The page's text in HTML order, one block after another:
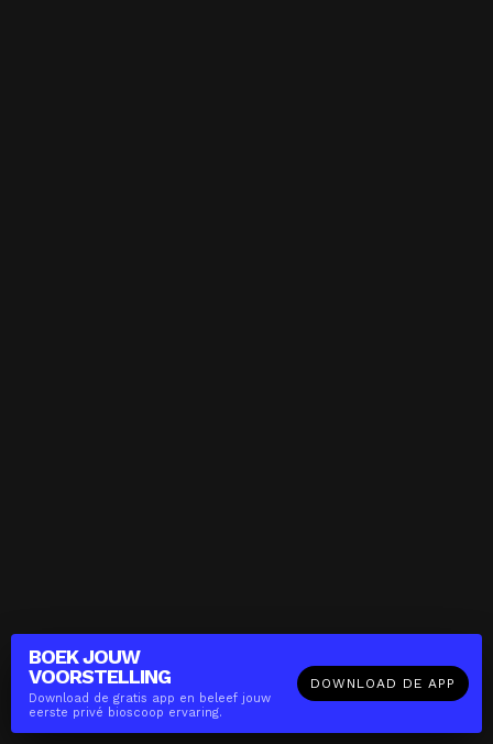
BOEK JOUW
VOORSTELLING
Download de gratis app en beleef jouw
eerste privé bioscoop ervaring.
DOWNLOAD DE APP